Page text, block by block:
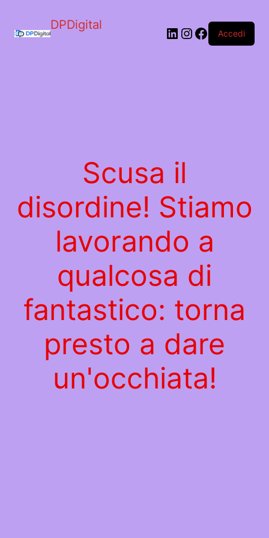
DPDigital LinkedIn
Instagram
Facebook
Accedi
Scusa il
disordine! Stiamo
lavorando a
qualcosa di
fantastico: torna
presto a dare
un'occhiata!